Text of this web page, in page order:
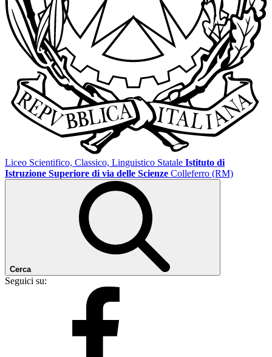
Liceo Scientifico, Classico, Linguistico Statale Istituto di
Istruzione Superiore di via delle Scienze Colleferro (RM)
Cerca
Seguici su: